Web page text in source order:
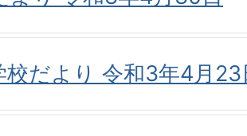
校だより 令和3年4月23